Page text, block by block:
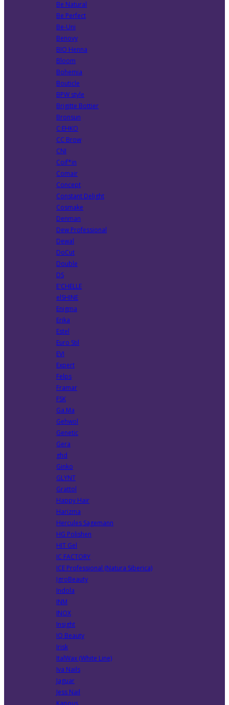
Be Natural
Be Perfect
Be-Uni
Benovy
BIO Henna
Bloom
Bohemia
Bouticle
BPW style
Brigitte Bottier
Bronsun
C:EHKO
CC Brow
CNI
Coif*in
Comair
Concept
Constant Delight
Cosmake
Denman
Dew Professional
Dewal
DoCut
Double
DS
E'CHELLE
elSHINE
Enigma
Erika
Estel
Euro Stil
EVI
Expert
Felps
Framar
FSK
Ga.Ma
Gehwol
Genetic
Gera
ghd
Ginko
GLYNT
Grattol
Happy Hair
Harizma
Hercules Sagemann
HG Polishen
HIT Gel
IC FACTORY
ICE Professional (Natura Siberica)
IgroBeauty
Indola
INM
INOX
Insight
IQ Beauty
Irisk
ItalWax (White Line)
Iva Nails
Jaguar
Jess Nail
Kapous